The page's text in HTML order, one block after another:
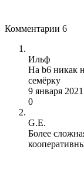
Комментарии 6
Ильф
На b6 никак
семёрку
9 января
0
G.E.
Более